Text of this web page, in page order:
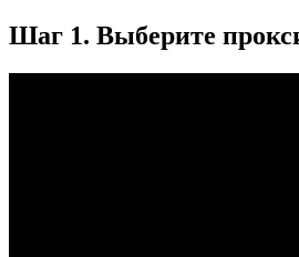
Шаг 1. Выберите